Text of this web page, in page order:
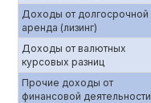
Доходы от долгосрочной
аренда (лизинг)
Доходы от валютных
курсовых разниц
Прочие доходы от
финансовой деятельности